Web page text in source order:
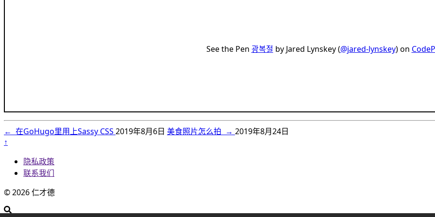
See the Pen 광복절 by Jared Lynskey (@jared-lynskey) on
← 在GoHugo里用上Sassy CSS 2019年8月6日 美食照片怎么拍 → 2019年8月24日
↑
隐私政策
联系我们
© 2026 仁才德